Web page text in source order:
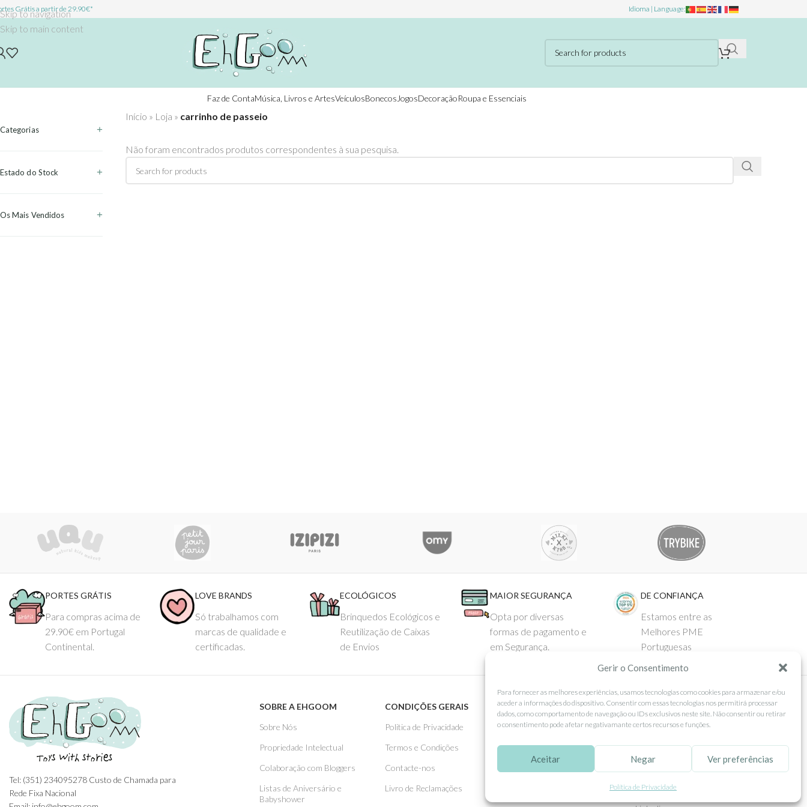
Gerir o Consentimento
Para fornecer as melhores experiências, usamos tecnologias como cookies para armazenar e/ou
aceder a informações do dispositivo. Consentir com essas tecnologias nos permitirá processar
dados, como comportamento de navegação ou IDs exclusivos neste site. Não consentir ou retirar
o consentimento pode afetar negativamante certos recursos e funções.
Aceitar Negar Ver preferências
Política de Privacidade
Skip to navigation
Skip to main content
Grátis a partir de 29.90€* Idioma | Language:
Faz de ContaMúsica, Livros e ArtesVeículosBonecos JogosDecoraçãoRoupa e Essenciais
Categorias
Estado do Stock
Os Mais Vendidos
Início » Loja » carrinho de passeio
Não foram encontrados produtos correspondentes à sua pesquisa.
PORTES GRÁTIS
Para compras acima de
29.90€ em Portugal
Continental.
LOVE BRANDS
Só trabalhamos com
marcas de qualidade e
certificadas.
ECOLÓGICOS
Brinquedos Ecológicos e
Reutilização de Caixas
de Envios
MAIOR SEGURANÇA
Opta por diversas
formas de pagamento e
em Segurança.
DE CONFIANÇA
Estamos entre as
Melhores PME
Portuguesas
Tel: (351) 234095278 Custo de Chamada para
Rede Fixa Nacional
SOBRE A EHGOOM
Sobre Nós
Propriedade Intelectual
Colaboração com Bloggers
Listas de Aniversário e
Babyshower
CONDIÇÕES GERAIS
Politica de Privacidade
Termos e Condições
Contacte-nos
Livro de Reclamações
APOIO AO CLIENTE
Como Comprar
Pagamentos
SEGUE-NOS
Facebook
Instagram
Pinterest
X